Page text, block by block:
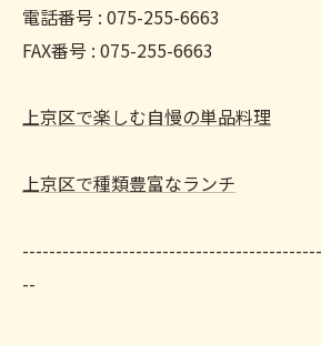
電話番号 : 075-255-6663
FAX番号 : 075-255-6663
上京区で楽しむ自慢の単品料理
上京区で種類豊富なランチ
--